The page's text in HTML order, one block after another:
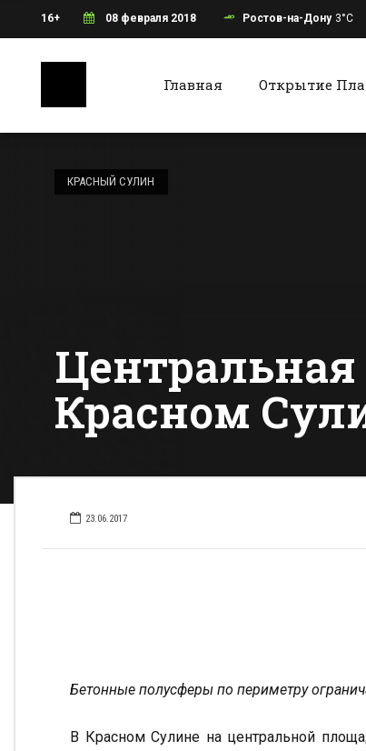
16+ 08 февраля 2018 Ростов-на-Дону 3°C
Главная Открытие
КРАСНЫЙ СУЛИН
Красном
23.06.2017
Бетонные полусферы по периметру
В Красном Сулине на центральной